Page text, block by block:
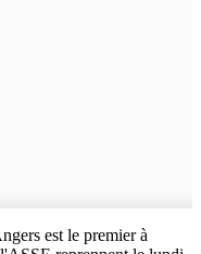
est le premier à